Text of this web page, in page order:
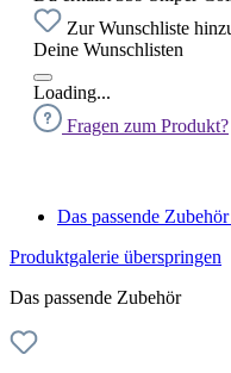
Zur Wunschliste
Deine Wunschlisten
Loading...
Fragen zum Produkt?
Das passende Zubehör
Produktgalerie überspringen
Das passende Zubehör